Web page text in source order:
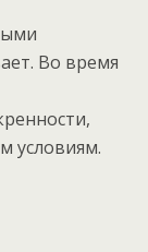
Во время
условиям.